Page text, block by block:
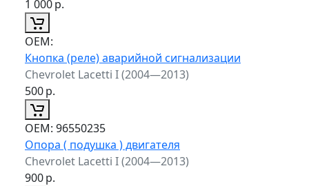
1 000р.
ОЕМ:
Кнопка (реле) аварийной сигнализации
Chevrolet Lacetti I (2004—2013)
500р.
ОЕМ: 96550235
Опора ( подушка ) двигателя
Chevrolet Lacetti I (2004—2013)
900р.